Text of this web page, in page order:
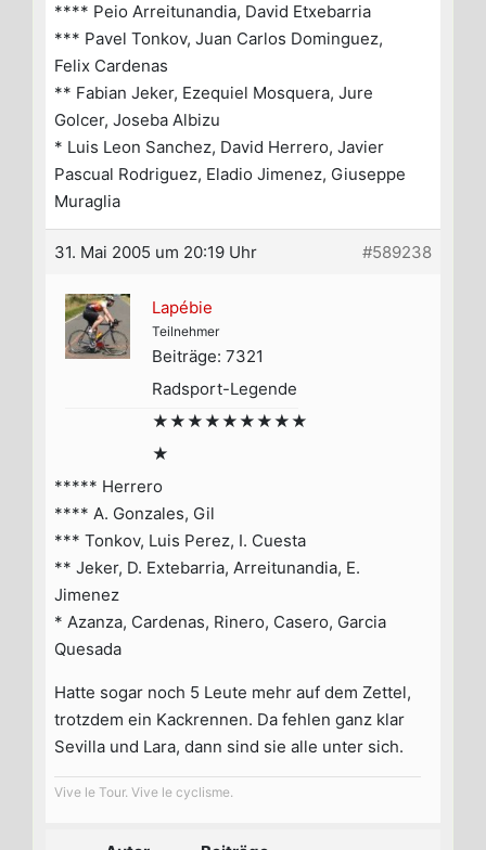
**** Peio Arreitunandia, David Etxebarria
*** Pavel Tonkov, Juan Carlos Dominguez,
Felix Cardenas
** Fabian Jeker, Ezequiel Mosquera, Jure
Golcer, Joseba Albizu
* Luis Leon Sanchez, David Herrero, Javier
Pascual Rodriguez, Eladio Jimenez, Giuseppe
Muraglia
31. Mai 2005 um 20:19 Uhr #589238
Lapébie
Teilnehmer
Beiträge: 7321
Radsport-Legende
★★★★★★★★★
★
***** Herrero
**** A. Gonzales, Gil
*** Tonkov, Luis Perez, I. Cuesta
** Jeker, D. Extebarria, Arreitunandia, E.
Jimenez
* Azanza, Cardenas, Rinero, Casero, Garcia
Quesada
Hatte sogar noch 5 Leute mehr auf dem Zettel,
trotzdem ein Kackrennen. Da fehlen ganz klar
Sevilla und Lara, dann sind sie alle unter sich.
Vive le Tour. Vive le cyclisme.